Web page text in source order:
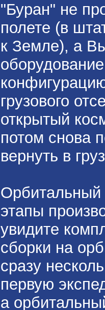
"Буран" не
полете (в
к Земле), а
грузового
открытый
потом снова
вернуть в
Орбитальный
этапы
увидите
сборки на
сразу
первую
а